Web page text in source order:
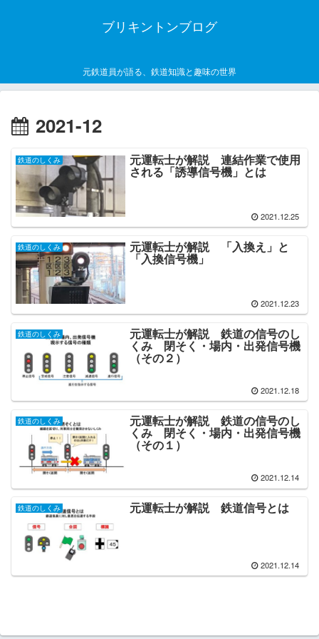
ブリキントンブログ
元鉄道員が語る、鉄道知識と趣味の世界
2021-12
鉄道のしくみ 元運転士が解説 連結作業で使用
される「誘導信号機」とは
2021.12.25
鉄道のしくみ 元運転士が解説 「入換え」と
「入換信号機」
2021.12.23
鉄道のしくみ 元運転士が解説 鉄道の信号のし
くみ 閉そく・場内・出発信号機
（その２）
2021.12.18
鉄道のしくみ 元運転士が解説 鉄道の信号のし
くみ 閉そく・場内・出発信号機
（その１）
2021.12.14
鉄道のしくみ 元運転士が解説 鉄道信号とは
2021.12.14